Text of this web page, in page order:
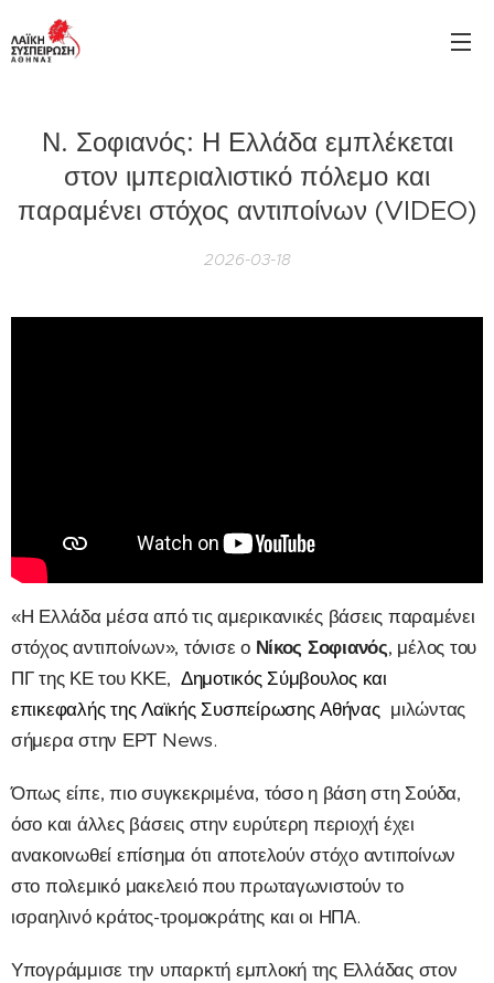
Ν. Σοφιανός: Η Ελλάδα εμπλέκεται
στον ιμπεριαλιστικό πόλεμο και
παραμένει στόχος αντιποίνων (VIDEO)
2026-03-18
«Η Ελλάδα μέσα από τις αμερικανικές βάσεις παραμένει
στόχος αντιποίνων», τόνισε ο Νίκος Σοφιανός, μέλος του
ΠΓ της ΚΕ του ΚΚΕ, Δημοτικός Σύμβουλος και
επικεφαλής της Λαϊκής Συσπείρωσης Αθήνας μιλώντας
σήμερα στην ΕΡΤ News.
Όπως είπε, πιο συγκεκριμένα, τόσο η βάση στη Σούδα,
όσο και άλλες βάσεις στην ευρύτερη περιοχή έχει
ανακοινωθεί επίσημα ότι αποτελούν στόχο αντιποίνων
στο πολεμικό μακελειό που πρωταγωνιστούν το
ισραηλινό κράτος-τρομοκράτης και οι ΗΠΑ.
Υπογράμμισε την υπαρκτή εμπλοκή της Ελλάδας στον